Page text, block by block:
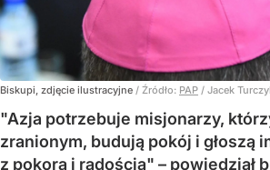
Biskupi, zdjęcie ilustracyjne / Źródło: PAP / Jacek
"Azja potrzebuje misjonarzy,
zranionym, budują pokój i głoszą
z pokorą i radością" – powiedział